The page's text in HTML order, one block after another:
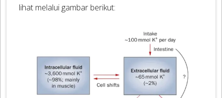
lihat melalui gambar berikut: